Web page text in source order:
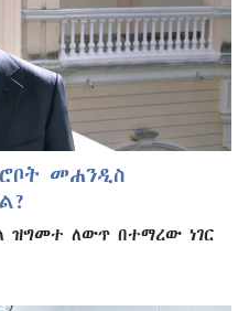
መሐንዲስ
ዝግመተ ለውጥ በተማረው ነገር